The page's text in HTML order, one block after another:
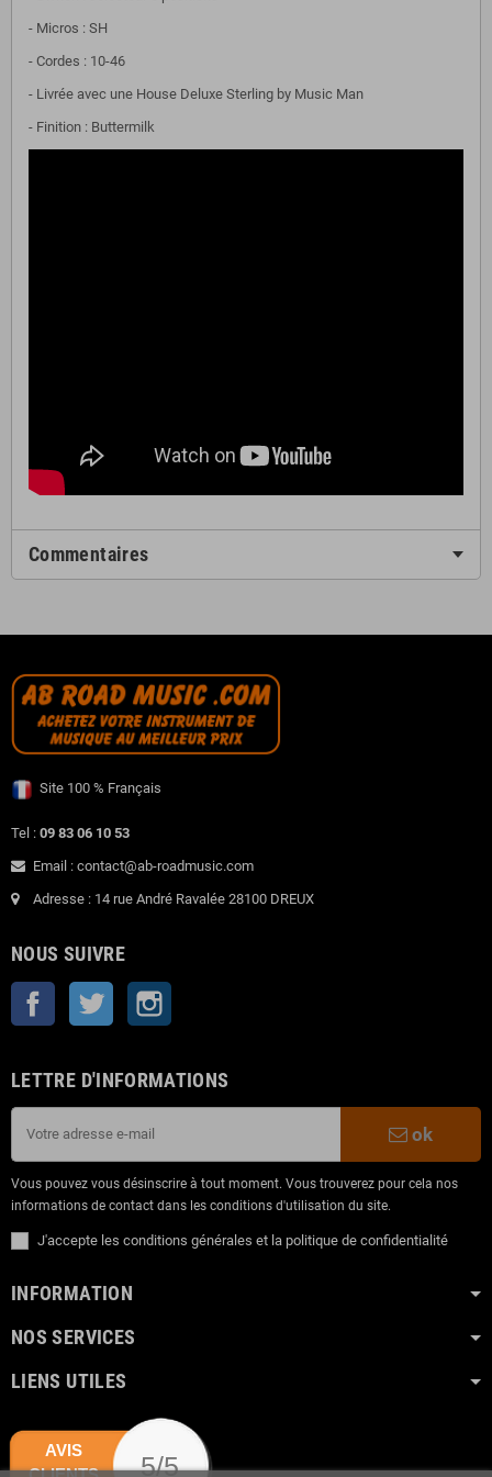
- Micros : SH
- Cordes : 10-46
- Livrée avec une House Deluxe Sterling by Music Man
- Finition : Buttermilk
Commentaires
Site 100 % Français
Tel : 09 83 06 10 53
Email : contact@ab-roadmusic.com
Adresse : 14 rue André Ravalée 28100 DREUX
NOUS SUIVRE
Facebook Twitter
LETTRE D'INFORMATIONS
ok
Vous pouvez vous désinscrire à tout moment. Vous trouverez pour cela nos
informations de contact dans les conditions d'utilisation du site.
J'accepte les conditions générales et la politique de confidentialité
INFORMATION
NOS SERVICES
LIENS UTILES
AVIS
5/5